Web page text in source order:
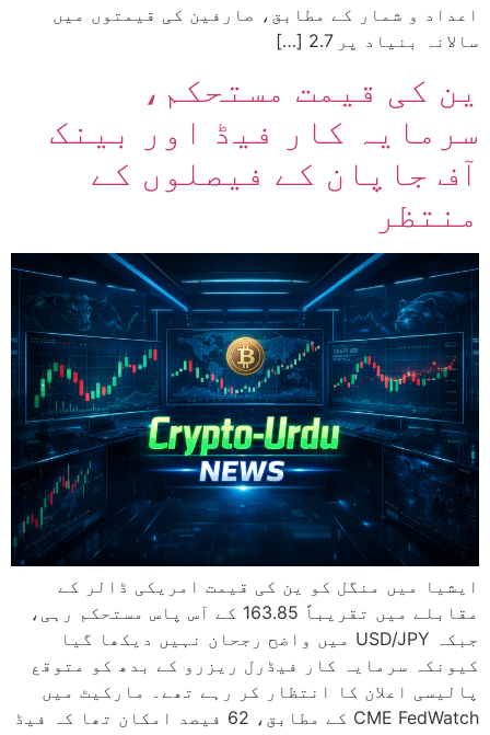
اعداد و شمار کے مطابق، صارفین کی قیمتوں میں
سالانہ بنیاد پر 2.7 […]
ین کی قیمت مستحکم،
سرمایہ کار فیڈ اور بینک
آف جاپان کے فیصلوں کے
منتظر
ایشیا میں منگل کو ین کی قیمت امریکی ڈالر کے
مقابلے میں تقریباً 163.85 کے آس پاس مستحکم رہی،
جبکہ USD/JPY میں واضح رجحان نہیں دیکھا گیا
کیونکہ سرمایہ کار فیڈرل ریزرو کے بدھ کو متوقع
پالیسی اعلان کا انتظار کر رہے تھے۔ مارکیٹ میں
CME FedWatch کے مطابق، 62 فیصد امکان تھا کہ فیڈ